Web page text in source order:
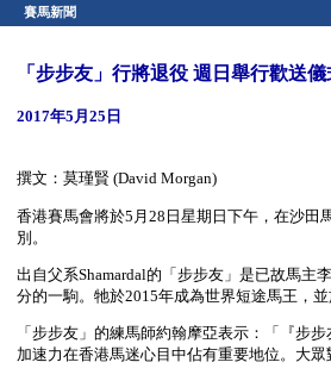
賽馬新聞
「步步友」行將退役 週日舉行歡送儀
2017年5月25日
撰文：莫瑾賢 (David Morgan)
香港賽馬會將於5月28日星期日下午，在沙田
別。
出自父系Shamardal的「步步友」是已故馬
分的一駒。牠於2015年成為世界短途馬王，
「步步友」的練馬師約翰摩亞表示：「『步
加速力在香港馬迷心目中佔有重要地位。大